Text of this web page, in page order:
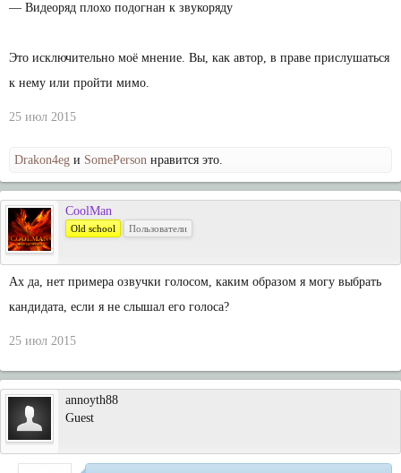
— Видеоряд плохо подогнан к звукоряду
Это исключительно моё мнение. Вы, как автор, в праве прислушаться
к нему или пройти мимо.
25 июл 2015
Drakon4eg и SomePerson нравится это.
CoolMan
Old school Пользователи
Ах да, нет примера озвучки голосом, каким образом я могу выбрать
кандидата, если я не слышал его голоса?
25 июл 2015
annoyth88
Guest